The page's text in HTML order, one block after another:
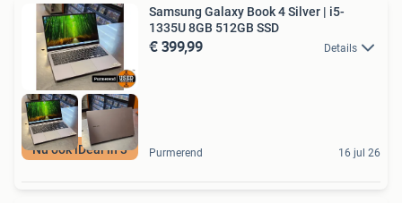
Nu ook iDeal in 3
Samsung Galaxy Book 4 Silver | i5-
1335U 8GB 512GB SSD
€ 399,99 Details
Purmerend 16 jul 26